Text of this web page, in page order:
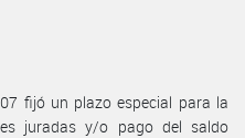
fijó un plazo especial para la
juradas y/o pago del saldo